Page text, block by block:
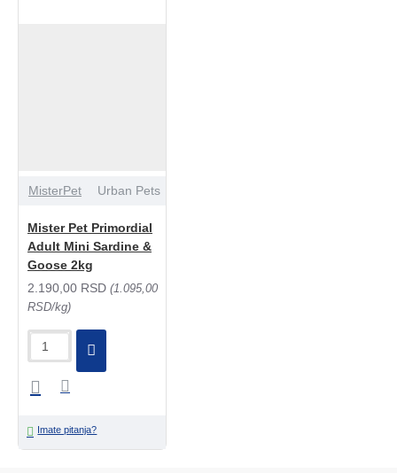
MisterPet Urban Pets
Mister Pet Primordial
Adult Mini Sardine &
Goose 2kg
2.190,00 RSD (1.095,00
RSD/kg)
Imate pitanja?